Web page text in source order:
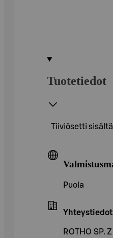
Tuotetiedot
Tiiviösetti
Puola
Yhteystiedot
ROTHO SP.